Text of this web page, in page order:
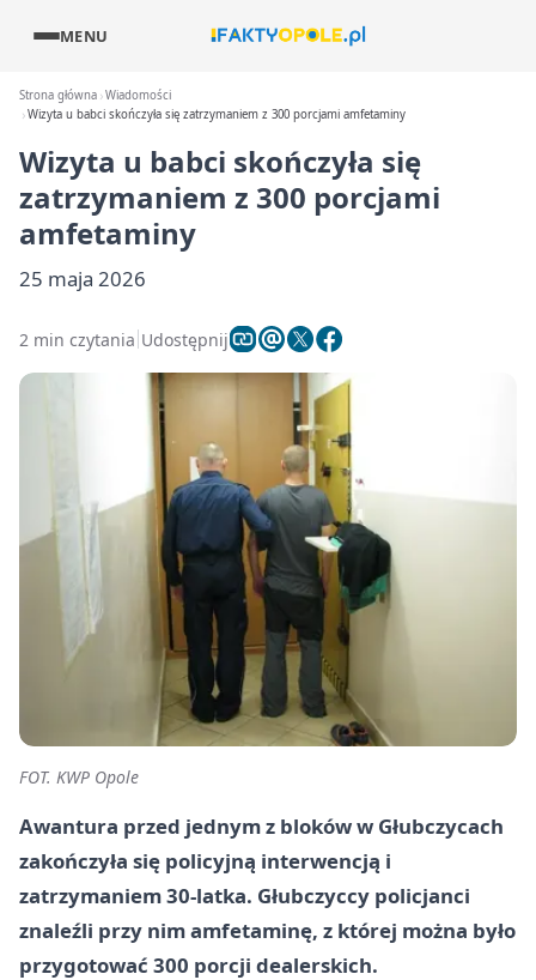
MENU
Strona główna Wiadomości
Wizyta u babci skończyła się zatrzymaniem z 300 porcjami amfetaminy
Wizyta u babci skończyła się
zatrzymaniem z 300 porcjami
amfetaminy
25 maja 2026
2 min czytania Udostępnij
FOT. KWP Opole
Awantura przed jednym z bloków w Głubczycach
zakończyła się policyjną interwencją i
zatrzymaniem 30-latka. Głubczyccy policjanci
znaleźli przy nim amfetaminę, z której można było
przygotować 300 porcji dealerskich.